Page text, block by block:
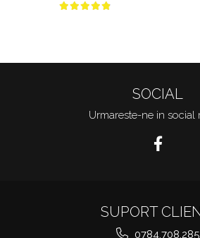
SOCIAL
Urmareste-ne in social
SUPORT
0784.708.285